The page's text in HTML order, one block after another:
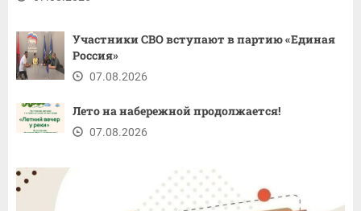
Участники СВО вступают в партию «Единая
Россия»
07.08.2026
Лето на набережной продолжается!
07.08.2026